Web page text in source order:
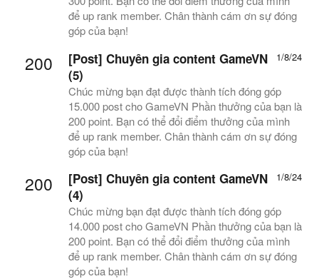
để up rank member. Chân thành cám ơn sự đóng
góp của bạn!
200 1/8/24
[Post] Chuyên gia content GameVN
(5)
Chúc mừng bạn đạt được thành tích đóng góp
15.000 post cho GameVN Phần thưởng của bạn là
200 point. Bạn có thể đổi điểm thưởng của mình
để up rank member. Chân thành cám ơn sự đóng
góp của bạn!
200 1/8/24
[Post] Chuyên gia content GameVN
(4)
Chúc mừng bạn đạt được thành tích đóng góp
14.000 post cho GameVN Phần thưởng của bạn là
200 point. Bạn có thể đổi điểm thưởng của mình
để up rank member. Chân thành cám ơn sự đóng
góp của bạn!